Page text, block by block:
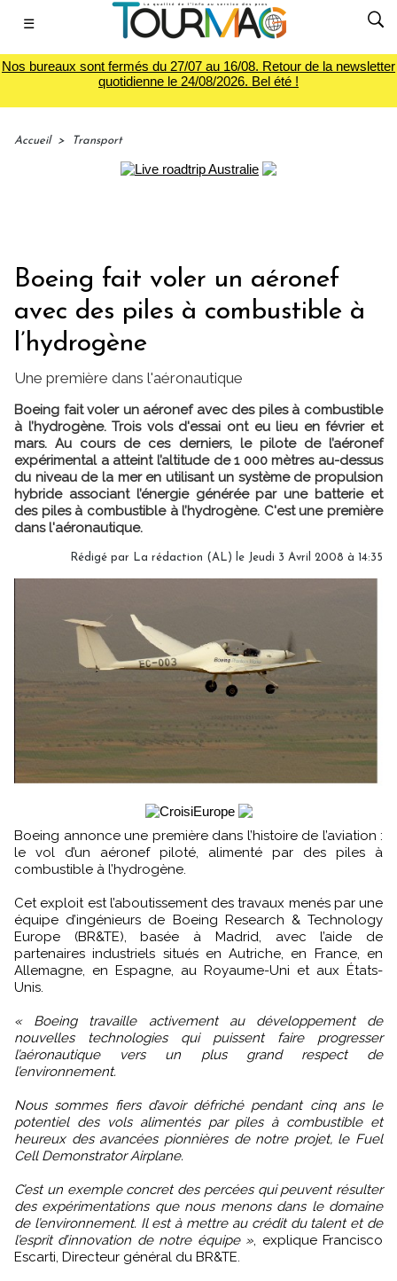
☰
Nos bureaux sont fermés du 27/07 au 16/08. Retour de la newsletter
quotidienne le 24/08/2026. Bel été !
Accueil > Transport
Boeing fait voler un aéronef
avec des piles à combustible à
l’hydrogène
Une première dans l'aéronautique
Boeing fait voler un aéronef avec des piles à combustible
à l’hydrogène. Trois vols d'essai ont eu lieu en février et
mars. Au cours de ces derniers, le pilote de l’aéronef
expérimental a atteint l’altitude de 1 000 mètres au-dessus
du niveau de la mer en utilisant un système de propulsion
hybride associant l’énergie générée par une batterie et
des piles à combustible à l’hydrogène. C'est une première
dans l'aéronautique.
Rédigé par La rédaction (AL) le Jeudi 3 Avril 2008 à 14:35
Boeing annonce une première dans l’histoire de l’aviation :
le vol d’un aéronef piloté, alimenté par des piles à
combustible à l’hydrogène.
Cet exploit est l’aboutissement des travaux menés par une
équipe d’ingénieurs de Boeing Research & Technology
Europe (BR&TE), basée à Madrid, avec l’aide de
partenaires industriels situés en Autriche, en France, en
Allemagne, en Espagne, au Royaume-Uni et aux États-
Unis.
« Boeing travaille activement au développement de
nouvelles technologies qui puissent faire progresser
l’aéronautique vers un plus grand respect de
l’environnement.
Nous sommes fiers d’avoir défriché pendant cinq ans le
potentiel des vols alimentés par piles à combustible et
heureux des avancées pionnières de notre projet, le Fuel
Cell Demonstrator Airplane.
C’est un exemple concret des percées qui peuvent résulter
des expérimentations que nous menons dans le domaine
de l’environnement. Il est à mettre au crédit du talent et de
l’esprit d’innovation de notre équipe » , explique Francisco
Escarti, Directeur général du BR&TE.